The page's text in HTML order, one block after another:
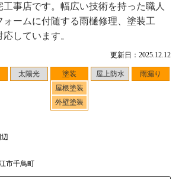
更新日：2025.12.12
太陽光
塗装
屋根塗装
外壁塗装
屋上防水 雨漏り
市千鳥町
事店です。幅広い技術を持った職人
ォームに付随する雨樋修理、塗装工
しています。